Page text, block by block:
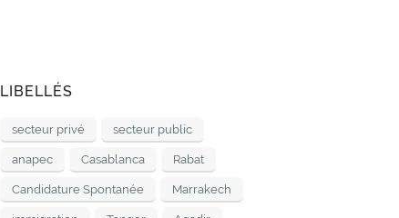
LIBELLÉS
secteur privé secteur public
anapec Casablanca Rabat
Candidature Spontanée Marrakech